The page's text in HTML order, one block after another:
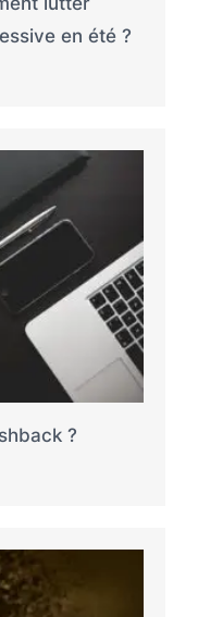
en été ?
?